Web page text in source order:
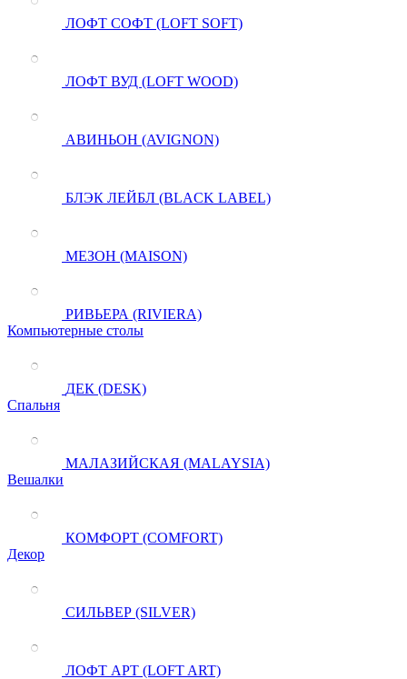
ЛОФТ СОФТ (LOFT SOFT)
ЛОФТ ВУД (LOFT WOOD)
АВИНЬОН (AVIGNON)
БЛЭК ЛЕЙБЛ (BLACK LABEL)
МЕЗОН (MAISON)
РИВЬЕРА (RIVIERA)
Компьютерные столы
ДЕК (DESK)
Спальня
МАЛАЗИЙСКАЯ (MALAYSIA)
Вешалки
КОМФОРТ (COMFORT)
Декор
СИЛЬВЕР (SILVER)
ЛОФТ АРТ (LOFT ART)